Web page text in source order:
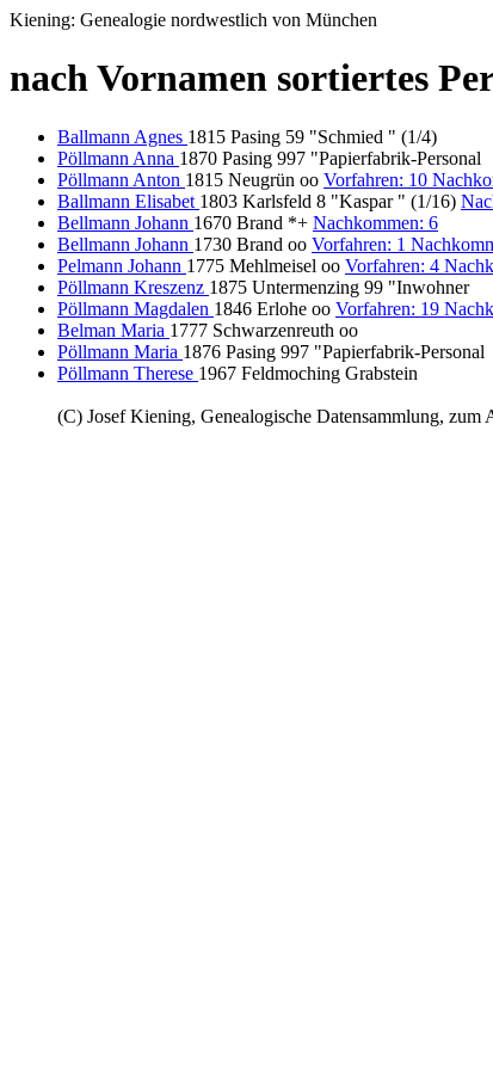
Kiening: Genealogie nordwestlich von München
nach Vornamen sortiertes
Ballmann Agnes 1815 Pasing 59 "Schmied " (1/4)
Pöllmann Anna 1870 Pasing 997 "Papierfabrik-Personal
Pöllmann Anton 1815 Neugrün oo Vorfahren: 10
Ballmann Elisabet 1803 Karlsfeld 8 "Kaspar " (1/16)
Bellmann Johann 1670 Brand *+ Nachkommen: 6
Bellmann Johann 1730 Brand oo Vorfahren: 1
Pelmann Johann 1775 Mehlmeisel oo Vorfahren: 4
Pöllmann Kreszenz 1875 Untermenzing 99 "Inwohner
Pöllmann Magdalen 1846 Erlohe oo Vorfahren: 19
Belman Maria 1777 Schwarzenreuth oo
Pöllmann Maria 1876 Pasing 997 "Papierfabrik-Personal
Pöllmann Therese 1967 Feldmoching Grabstein
(C) Josef Kiening, Genealogische Datensammlung, zum